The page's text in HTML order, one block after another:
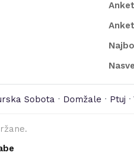
Sobota · Domžale · Ptuj ·